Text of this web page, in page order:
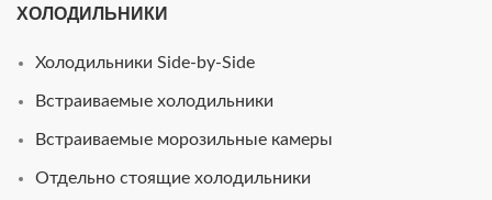
ХОЛОДИЛЬНИКИ
Холодильники Side-by-Side
Встраиваемые холодильники
Встраиваемые морозильные камеры
Отдельно стоящие холодильники